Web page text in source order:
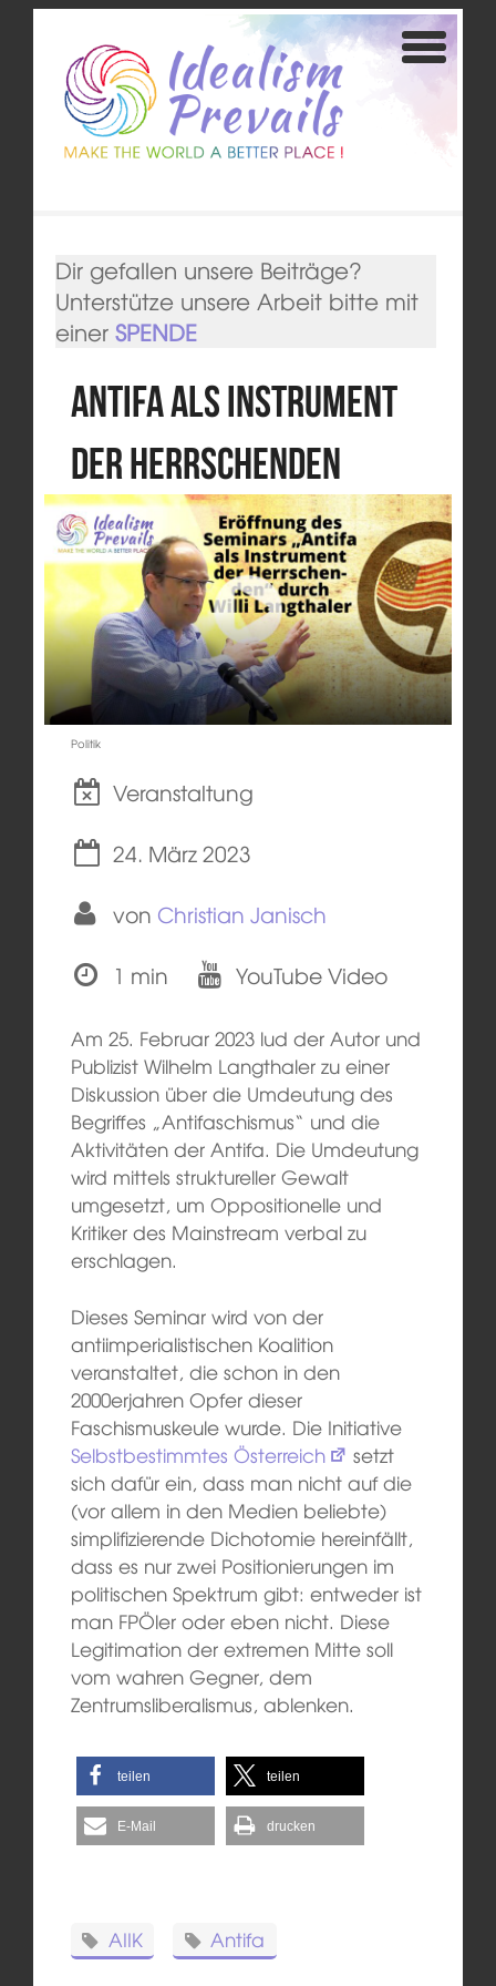
Dir gefallen unsere Beiträge?
Unterstütze unsere Arbeit bitte mit
einer SPENDE
Antifa als Instrument
der Herrschenden
Politik
Veranstaltung
24. März 2023
von Christian Janisch
1 min
YouTube Video
Am 25. Februar 2023 lud der Autor und
Publizist Wilhelm Langthaler zu einer
Diskussion über die Umdeutung des
Begriffes „Antifaschismus“ und die
Aktivitäten der Antifa. Die Umdeutung
wird mittels struktureller Gewalt
umgesetzt, um Oppositionelle und
Kritiker des Mainstream verbal zu
erschlagen.
Dieses Seminar wird von der
antiimperialistischen Koalition
veranstaltet, die schon in den
2000erjahren Opfer dieser
Faschismuskeule wurde. Die Initiative
Selbstbestimmtes Österreich
setzt
sich dafür ein, dass man nicht auf die
(vor allem in den Medien beliebte)
simplifizierende Dichotomie hereinfällt,
dass es nur zwei Positionierungen im
politischen Spektrum gibt: entweder ist
man FPÖler oder eben nicht. Diese
Legitimation der extremen Mitte soll
vom wahren Gegner, dem
Zentrumsliberalismus, ablenken.
teilen teilen
E-Mail drucken
AIIK Antifa